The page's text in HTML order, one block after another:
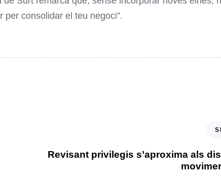
consolidar el teu negoci”.
Revisant privilegis s’aproxima als